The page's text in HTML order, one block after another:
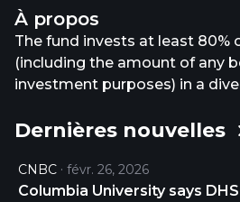
Dernières nouvelles
CNBC févr. 26, 2026
Columbia University says
À propos
The fund invests at least 80%
(including the amount of any
investment purposes) in a
securities, which will consist
convertible securities. It
securities of companies